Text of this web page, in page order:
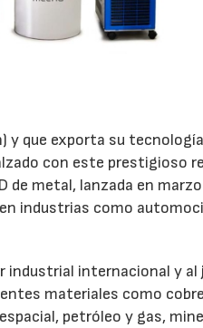
y que exporta su
con este prestigioso
de metal, lanzada en
industrias como
internacional y al
materiales como
petróleo y gas,